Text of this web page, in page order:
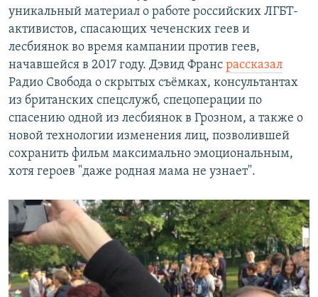
уникальный материал о работе российских ЛГБТ-
активистов, спасающих чеченских геев и
лесбиянок во время кампании против геев,
начавшейся в 2017 году. Дэвид Франс рассказал
Радио Свобода о скрытых съёмках, консультантах
из британских спецслужб, спецоперации по
спасению одной из лесбиянок в Грозном, а также о
новой технологии изменения лиц, позволившей
сохранить фильм максимально эмоциональным,
хотя героев "даже родная мама не узнает".